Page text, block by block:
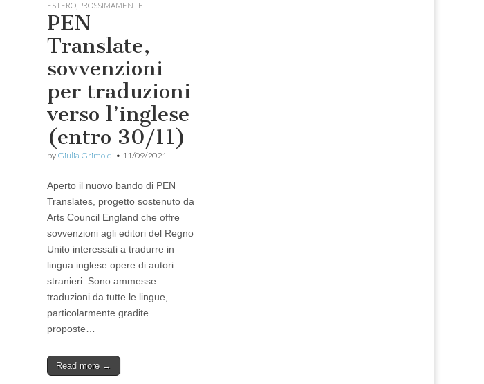
ESTERO PROSSIMAMENTE
PEN
Translate,
sovvenzioni
per traduzioni
verso l’inglese
(entro 30/11)
by Giulia Grimoldi • 11/09/2021
Aperto il nuovo bando di PEN
Translates, progetto sostenuto da
Arts Council England che offre
sovvenzioni agli editori del Regno
Unito interessati a tradurre in
lingua inglese opere di autori
stranieri. Sono ammesse
traduzioni da tutte le lingue,
particolarmente gradite
proposte…
Read more →